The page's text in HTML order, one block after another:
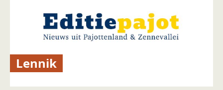
Lennik